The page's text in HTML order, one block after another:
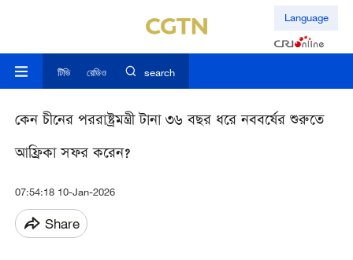
Language
টিভি রেডিও search
কেন চীনের পররাষ্ট্রমন্ত্রী টানা ৩৬ বছর ধরে নববর্ষের শুরুতে
আফ্রিকা সফর করেন?
07:54:18 10-Jan-2026
Share